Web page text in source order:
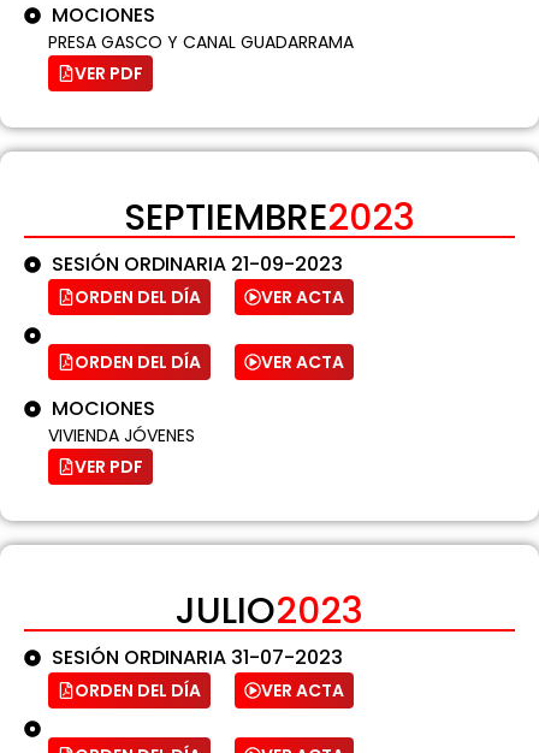
MOCIONES
PRESA GASCO Y CANAL GUADARRAMA
VER PDF
SEPTIEMBRE2023
SESIÓN ORDINARIA 21-09-2023
ORDEN DEL DÍA VER ACTA
ORDEN DEL DÍA VER ACTA
MOCIONES
VIVIENDA JÓVENES
VER PDF
JULIO2023
SESIÓN ORDINARIA 31-07-2023
ORDEN DEL DÍA VER ACTA